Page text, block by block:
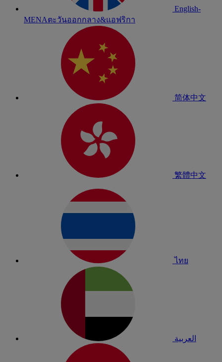
English-
MENAตะวันออกกลาง&แอฟริกา
简体中文
繁體中文
ไทย
العربية